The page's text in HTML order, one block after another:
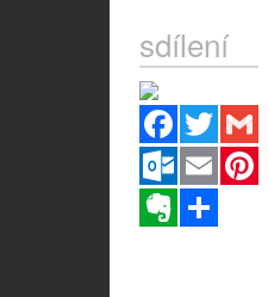
sdílení
Facebook
Twitter
Outlook.com
Email
Evernote